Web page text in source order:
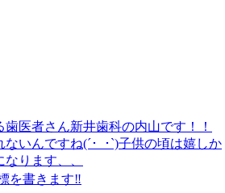
医者さん新井歯科の内山です！！
いんですね(´･_･`)子供の頃は嬉しか
ります、、
を書きます‼️